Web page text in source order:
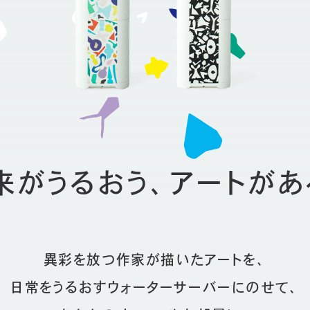
がうるおう、アートがあ
異彩を放つ作家が描いたアートを、
日常をうるおすウォーターサーバーにのせて、